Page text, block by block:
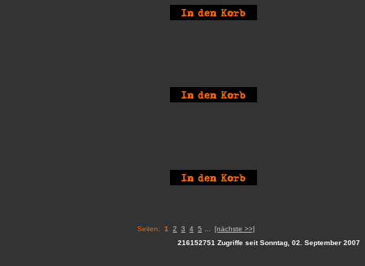
Seiten: 1 2 3 4 5 [nächste >>]
216152751 Zugriffe seit Sonntag, 02. September 2007